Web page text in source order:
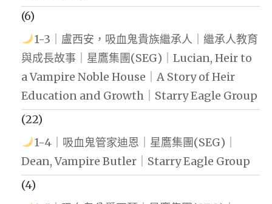
(6)
1-3｜盧西安，吸血鬼貴族繼承人｜繼承人教育
與成長故事｜星鷹集團(SEG)｜Lucian, Heir to
a Vampire Noble House｜A Story of Heir
Education and Growth｜Starry Eagle Group
(22)
1-4｜吸血鬼管家迪恩｜星鷹集團(SEG)｜
Dean, Vampire Butler｜Starry Eagle Group
(4)